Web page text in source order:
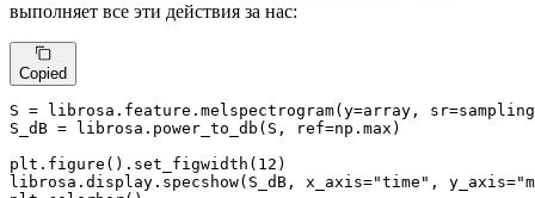
выполняет все эти действия за нас:
Copied
S = librosa.feature.melspectrogram(y=array,
S_dB = librosa.power_to_db(S, ref=np. max )
plt.figure().set_figwidth( 12 )
librosa.display.specshow(S_dB, x_axis="time" , y_axis=